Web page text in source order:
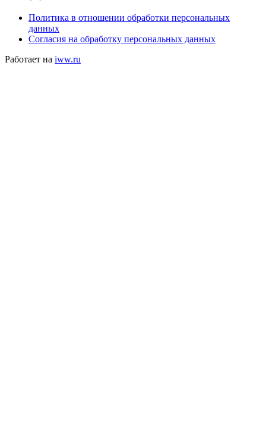
Политика в отношении обработки персональных
данных
Согласия на обработку персональных данных
Работает на iww.ru